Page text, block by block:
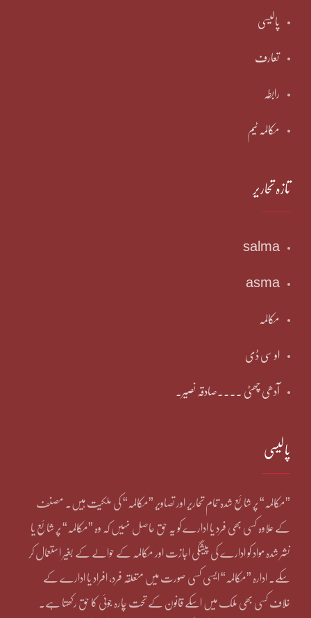
پالیسی
تعارف
رابطہ
مکالمہ ٹیم
تازہ تحاریر
salma
asma
مکالمہ
او سی ڈی
آدھی چھٹی ۔۔۔۔صادقہ نصیر۔
پالیسی
”مکالمہ“ پر شائع شدہ تمام تحاریر اور تصاویر ”مکالمہ“ کی ملکیت ہیں۔ مصنف
کے علاوہ کسی بھی فرد یا ادارے کو یہ حق حاصل نہیں کہ وہ ”مکالمہ“ پر شائع یا
نشر شدہ مواد کو ادارے کی پیشگی اجازت اور مکالمہ کے حوالے کے بغیر استعمال کر
سکے۔ ادارہ ”مکالمہ“ ایسی کسی صورت میں متعلقہ فرد، افراد یا ادارے کے
خلاف کسی بھی ملک میں اسکے قانون کے تحت چارہ جوئی کا حق رکھتا ہے۔